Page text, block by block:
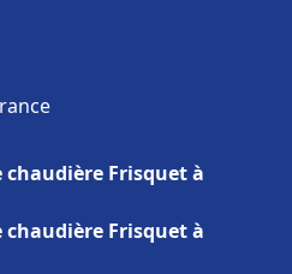
Frisquet à
Frisquet à